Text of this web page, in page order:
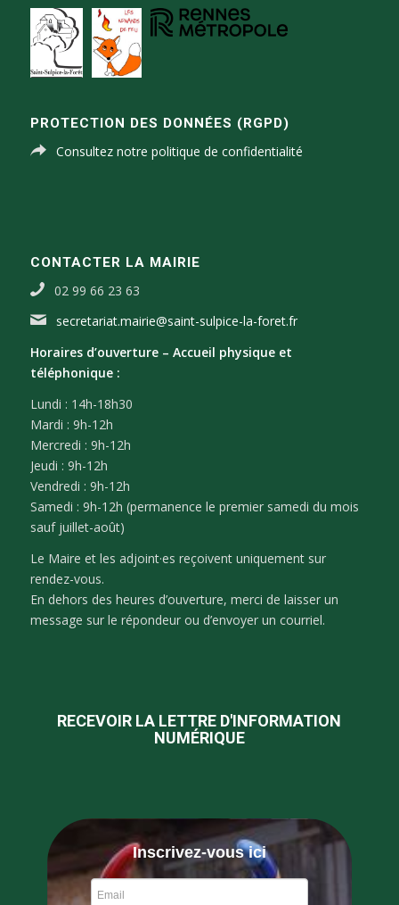
PROTECTION DES DONNÉES (RGPD)
Consultez notre politique de confidentialité
CONTACTER LA MAIRIE
02 99 66 23 63
secretariat.mairie@saint-sulpice-la-foret.fr
Horaires d’ouverture – Accueil physique et
téléphonique :
Lundi : 14h-18h30
Mardi : 9h-12h
Mercredi : 9h-12h
Jeudi : 9h-12h
Vendredi : 9h-12h
Samedi : 9h-12h (permanence le premier samedi du mois
sauf juillet-août)
Le Maire et les adjoint·es reçoivent uniquement sur
rendez-vous.
En dehors des heures d’ouverture, merci de laisser un
message sur le répondeur ou d’envoyer un courriel.
RECEVOIR LA LETTRE D'INFORMATION
NUMÉRIQUE
Inscrivez-vous ici